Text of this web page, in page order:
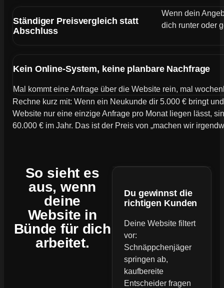
Ständiger Preisvergleich statt
Abschluss
Wenn dein
dich runter oder
Kein Online-System, keine planbare Nachfrage
Mal kommt eine Anfrage über die Website rein, mal
Rechne kurz mit: Wenn ein Neukunde dir 5.000 € bringt
Website nur eine einzige Anfrage pro Monat liegen lässt,
60.000 € im Jahr. Das ist der Preis von „machen wir
So sieht es
aus, wenn
deine
Website in
Bünde für dich
arbeitet.
Du gewinnst die
richtigen Kunden
Deine Website filtert
vor:
Schnäppchenjäger
springen ab,
kaufbereite
Entscheider fragen